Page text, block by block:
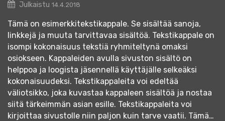
Julkaistu 14.4.2018
Tämä on esimerkkitekstikappale. Se sisältää sanoja,
linkkejä ja muuta tarvittavaa sisältöä. Tekstikappale on
isompi kokonaisuus tekstiä ryhmiteltynä omaksi
osiokseen. Kappaleiden avulla sivuston sisältö on
helppoa ja loogista jäsennellä käyttäjälle selkeäksi
kokonaisuudeksi. Tekstikappaleita voi edeltää
väliotsikko, joka kuvastaa kappaleen sisältöä ja nostaa
siitä tärkeimmän asian esille. Tekstikappaleita voi
kirjoittaa sivustolle niin paljon kuin tarve vaatii. Tämä…